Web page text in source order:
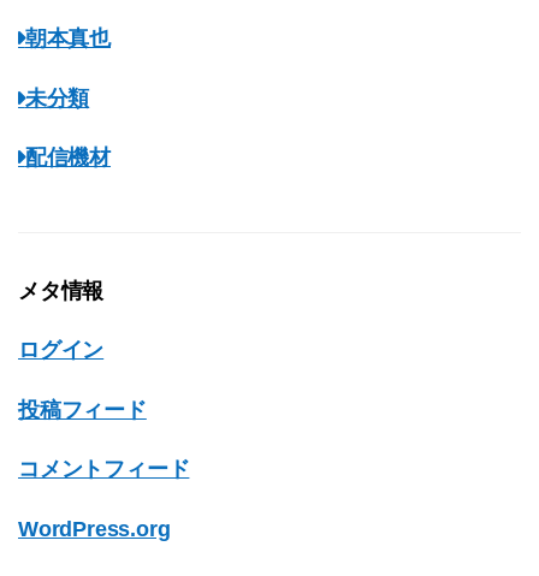
朝本真也
未分類
配信機材
メタ情報
ログイン
投稿フィード
コメントフィード
WordPress.org